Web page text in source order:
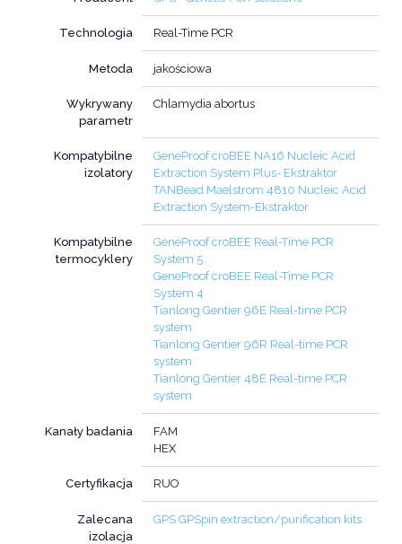
Technologia Real-Time PCR
Metoda jakościowa
Wykrywany
parametr
Chlamydia abortus
Kompatybilne
izolatory
GeneProof croBEE NA16 Nucleic Acid
Extraction System Plus- Ekstraktor
TANBead Maelstrom 4810 Nucleic Acid
Extraction System-Ekstraktor
Kompatybilne
termocyklery
GeneProof croBEE Real-Time PCR
System 5
GeneProof croBEE Real-Time PCR
System 4
Tianlong Gentier 96E Real-time PCR
system
Tianlong Gentier 96R Real-time PCR
system
Tianlong Gentier 48E Real-time PCR
system
Kanały badania
FAM
HEX
Certyfikacja RUO
Zalecana
izolacja
GPS GPSpin extraction/purification kits